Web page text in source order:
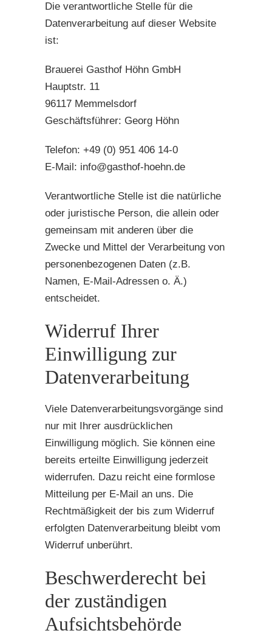
Die verantwortliche Stelle für die
Datenverarbeitung auf dieser Website
ist:
Brauerei Gasthof Höhn GmbH
Hauptstr. 11
96117 Memmelsdorf
Geschäftsführer: Georg Höhn
Telefon: +49 (0) 951 406 14-0
E-Mail: info@gasthof-hoehn.de
Verantwortliche Stelle ist die natürliche
oder juristische Person, die allein oder
gemeinsam mit anderen über die
Zwecke und Mittel der Verarbeitung von
personenbezogenen Daten (z.B.
Namen, E-Mail-Adressen o. Ä.)
entscheidet.
Widerruf Ihrer
Einwilligung zur
Datenverarbeitung
Viele Datenverarbeitungsvorgänge sind
nur mit Ihrer ausdrücklichen
Einwilligung möglich. Sie können eine
bereits erteilte Einwilligung jederzeit
widerrufen. Dazu reicht eine formlose
Mitteilung per E-Mail an uns. Die
Rechtmäßigkeit der bis zum Widerruf
erfolgten Datenverarbeitung bleibt vom
Widerruf unberührt.
Beschwerderecht bei
der zuständigen
Aufsichtsbehörde